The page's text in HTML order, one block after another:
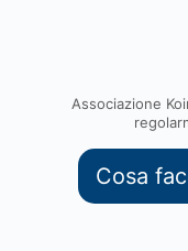
Associazione
Cosa